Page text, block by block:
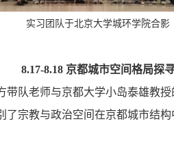
实习团队于北京大学城环学院合影
8.17-8.18 京都城市空间格局探
队老师与京都大学小岛泰雄教
了宗教与政治空间在京都城市结